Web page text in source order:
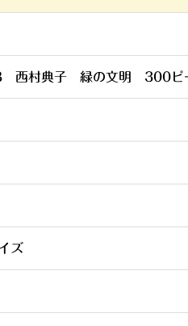
西村典子 緑の文明 300ピ
ズ